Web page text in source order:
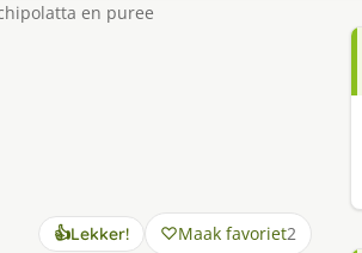
en puree
👍Lekker! Maak favoriet2